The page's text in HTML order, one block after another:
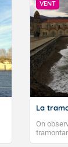
VENT
La
On
de forêt.